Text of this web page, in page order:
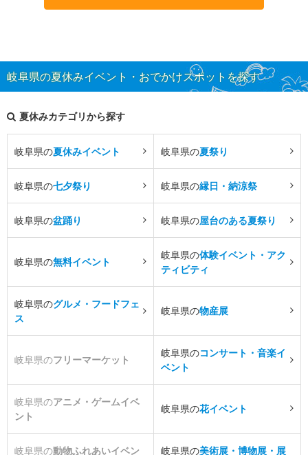
岐阜県の夏休みイベント・おでかけスポットを探す
夏休みカテゴリから探す
岐阜県の夏休みイベント 岐阜県の夏祭り
岐阜県の七夕祭り 岐阜県の縁日・納涼祭
岐阜県の盆踊り 岐阜県の屋台のある夏祭り
岐阜県の無料イベント
岐阜県の体験イベント・アク
ティビティ
岐阜県のグルメ・フードフェ
ス
岐阜県の物産展
岐阜県のフリーマーケット
岐阜県のコンサート・音楽イ
ベント
岐阜県のアニメ・ゲームイベ
ント
岐阜県の花イベント
岐阜県の動物ふれあいイベン
岐阜県の美術展・博物展・展